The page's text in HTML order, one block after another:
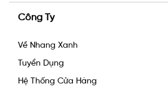
Công Ty
Về Nhang Xanh
Tuyển Dụng
Hệ Thống Cửa Hàng